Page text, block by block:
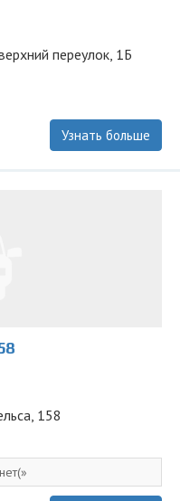
переулок, 1Б
Узнать больше
158